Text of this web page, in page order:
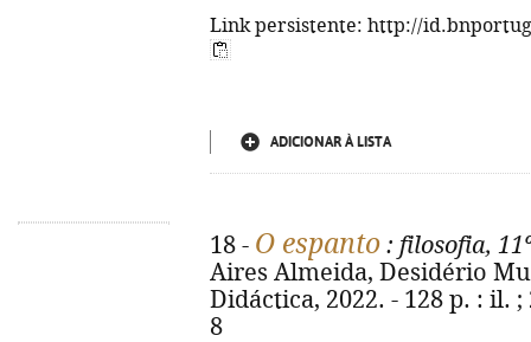
Link persistente: http://
ADICIONAR À LISTA
18 - O espanto : filosofia,
Aires Almeida, Desidério
Didáctica, 2022. - 128 p. : il. ;
8